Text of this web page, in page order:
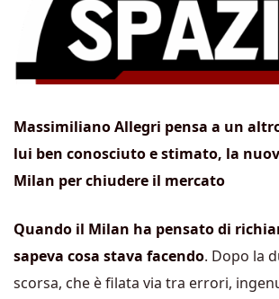
Massimiliano Allegri pensa a un
lui ben conosciuto e stimato, la
Milan per chiudere il mercato
Quando il Milan ha pensato di
sapeva cosa stava facendo. Dopo la
scorsa, che è filata via tra errori,